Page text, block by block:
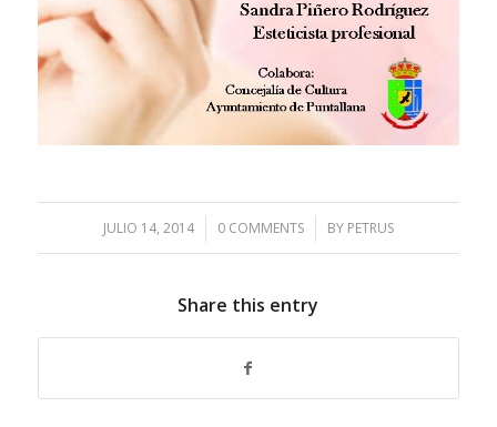
JULIO 14, 2014
/ 0 COMMENTS
/ BY PETRUS
Share this entry